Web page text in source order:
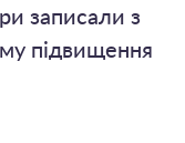
записали з
підвищення